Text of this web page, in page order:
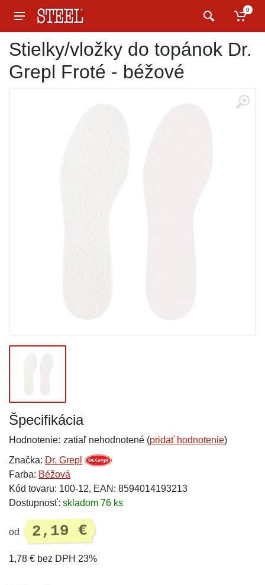
0
Stielky/vložky do topánok Dr.
Grepl Froté - béžové
Špecifikácia
Hodnotenie: zatiaľ nehodnotené (pridať hodnotenie)
Značka: Dr. Grepl
Farba: Béžová
Kód tovaru: 100-12, EAN: 8594014193213
Dostupnosť: skladom 76 ks
od 2,19 €
1,78 € bez DPH 23%